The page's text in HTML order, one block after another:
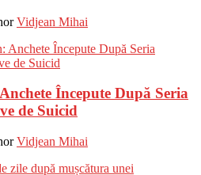
Vidjean Mihai
Începute După Seria
de Suicid
Vidjean Mihai